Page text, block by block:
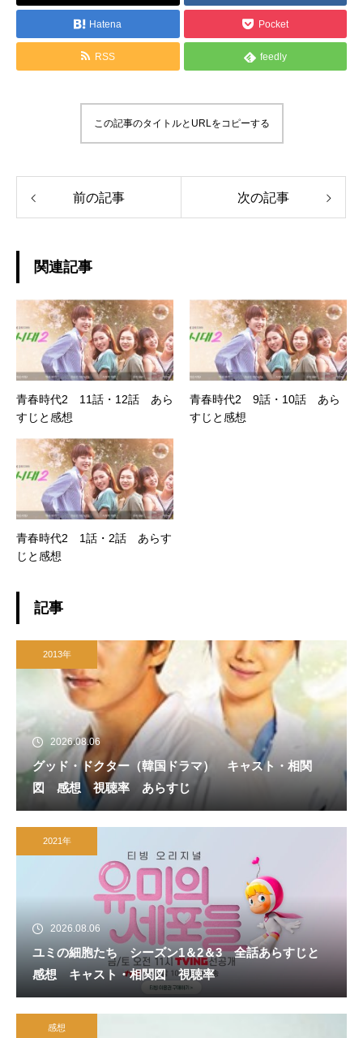
Hatena Pocket
RSS feedly
この記事のタイトルとURLをコピーする
前の記事 次の記事
関連記事
青春時代2 11話・12話 あら
すじと感想
青春時代2 9話・10話 あら
すじと感想
青春時代2 1話・2話 あらす
じと感想
記事
2013年
2026.08.06
グッド・ドクター（韓国ドラマ） キャスト・相関
図 感想 視聴率 あらすじ
2021年
2026.08.06
ユミの細胞たち シーズン1＆2＆3 全話あらすじと
感想 キャスト・相関図 視聴率
感想